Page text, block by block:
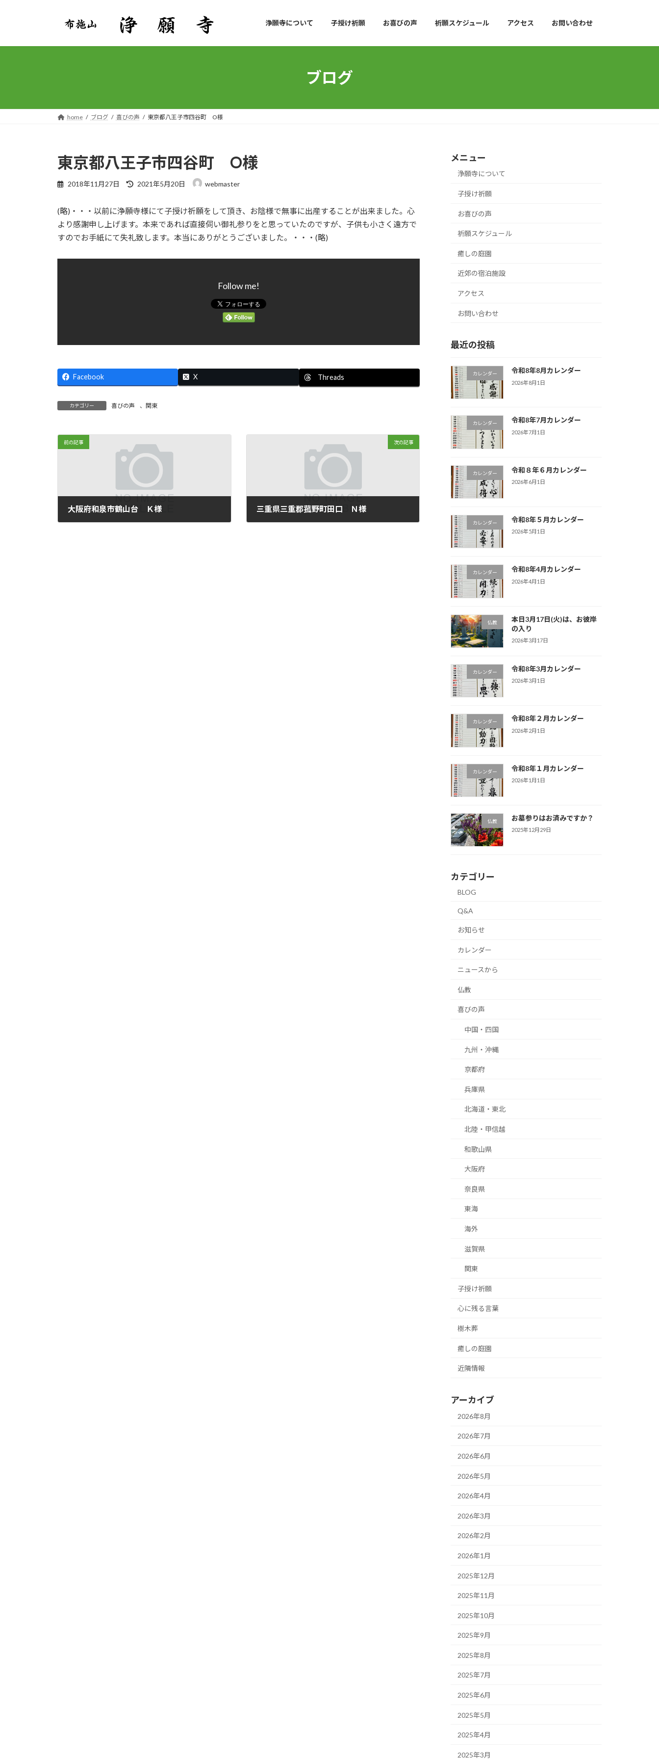
プ
動
浄願寺について 子授け祈願 お喜びの声 祈願スケジュール アクセス お問い合わせ
ブログ
home ブログ 喜びの声 東京都八王子市四谷町 O様
東京都八王子市四谷町 O様
2018年11月27日
最
新
日
:
2021年5月20日 webmaster
(略)・・・以前に浄願寺様にて子授け祈願をして頂き、お陰様で無事に出産することが出来ました。心
より感謝申し上げます。本来であれば直接伺い御礼参りをと思っていたのですが、子供も小さく遠方で
すのでお手紙にて失礼致します。本当にありがとうございました。・・・(略)
Follow me!
Facebook X Threads
カテゴリー 喜びの声 、 関東
前の記事
大阪府和泉市鶴山台 Ｋ様
次の記事
三重県三重郡菰野町田口 Ｎ様
メニュー
浄願寺について
子授け祈願
お喜びの声
祈願スケジュール
癒しの庭園
近郊の宿泊施設
アクセス
お問い合わせ
最近の投稿
カレンダー 令和8年8月カレンダー
2026年8月1日
カレンダー 令和8年7月カレンダー
2026年7月1日
カレンダー 令和８年６月カレンダー
2026年6月1日
カレンダー 令和8年５月カレンダー
2026年5月1日
カレンダー 令和8年4月カレンダー
2026年4月1日
仏教
本日3月17日(火)は、お彼岸
の入り
2026年3月17日
カレンダー 令和8年3月カレンダー
2026年3月1日
カレンダー 令和8年２月カレンダー
2026年2月1日
カレンダー 令和8年１月カレンダー
2026年1月1日
仏教 お墓参りはお済みですか？
2025年12月29日
カテゴリー
BLOG
Q&A
お知らせ
カレンダー
ニュースから
仏教
喜びの声
中国・四国
九州・沖縄
京都府
兵庫県
北海道・東北
北陸・甲信越
和歌山県
大阪府
奈良県
東海
海外
滋賀県
関東
子授け祈願
心に残る言葉
樹木葬
癒しの庭園
近隣情報
アーカイブ
2026年8月
2026年7月
2026年6月
2026年5月
2026年4月
2026年3月
2026年2月
2026年1月
2025年12月
2025年11月
2025年10月
2025年9月
2025年8月
2025年7月
2025年6月
2025年5月
2025年4月
2025年3月